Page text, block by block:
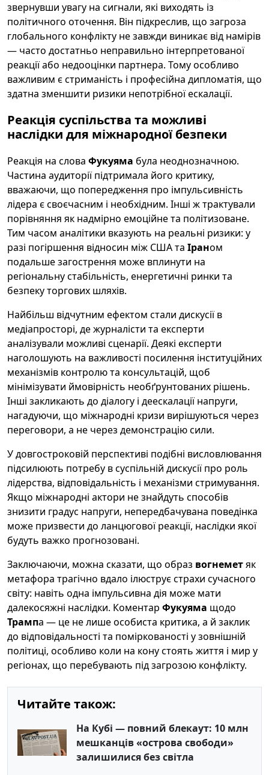
звернувши увагу на сигнали, які виходять із
політичного оточення. Він підкреслив, що загроза
глобального конфлікту не завжди виникає від намірів
— часто достатньо неправильно інтерпретованої
реакції або недооцінки партнера. Тому особливо
важливим є стриманість і професійна дипломатія, що
здатна зменшити ризики непотрібної ескалації.
Реакція суспільства та можливі
наслідки для міжнародної безпеки
Реакція на слова Фукуяма була неоднозначною.
Частина аудиторії підтримала його критику,
вважаючи, що попередження про імпульсивність
лідера є своєчасним і необхідним. Інші ж трактували
порівняння як надмірно емоційне та політизоване.
Тим часом аналітики вказують на реальні ризики: у
разі погіршення відносин між США та Іраном
подальше загострення може вплинути на
регіональну стабільність, енергетичні ринки та
безпеку торгових шляхів.
Найбільш відчутним ефектом стали дискусії в
медіапросторі, де журналісти та експерти
аналізували можливі сценарії. Деякі експерти
наголошують на важливості посилення інституційних
механізмів контролю та консультацій, щоб
мінімізувати ймовірність необґрунтованих рішень.
Інші закликають до діалогу і деескалації напруги,
нагадуючи, що міжнародні кризи вирішуються через
переговори, а не через демонстрацію сили.
У довгостроковій перспективі подібні висловлювання
підсилюють потребу в суспільній дискусії про роль
лідерства, відповідальність і механізми стримування.
Якщо міжнародні актори не знайдуть способів
знизити градус напруги, непередбачувана поведінка
може призвести до ланцюгової реакції, наслідки якої
будуть важко прогнозовані.
Заключаючи, можна сказати, що образ вогнеметяк
метафора трагічно вдало ілюструє страхи сучасного
світу: навіть одна імпульсивна дія може мати
далекосяжні наслідки. Коментар Фукуяма щодо
Трампа — це не лише особиста критика, а й заклик
до відповідальності та поміркованості у зовнішній
політиці, особливо коли на кону стоять життя і мир у
регіонах, що перебувають під загрозою конфлікту.
Читайте також:
На Кубі — повний блекаут: 10 млн
мешканців «острова свободи»
залишилися без світла